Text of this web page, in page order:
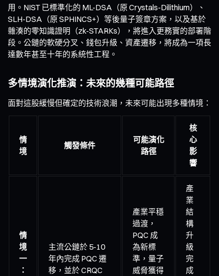
用。NIST 已標準化的 ML-DSA（原 Crystals-Dilithium）、
SLH-DSA（原 SPHINCS+）等後量子簽章方案，以及基於
雜湊的零知識證明（zk-STARKs），將進入更務實的部署階
段。公鏈的軟硬分叉、錢包升級、資產遷移，將成為一項長
達數年甚至十年的系統性工程。
多情境演化推演：未來的幾種可能路徑
面對這股緩慢但確定的技術浪潮，未來可能出現多種情境：
情
境
觸發條件
可能演化
路徑
核
心
影
響
情
境
一
：
主流公鏈於 5-10
年內完成 PQC 遷
移，並於 CRQC
產業平穩
過渡，
PQC 成
為新標
準，量子
威脅獲得
產
業
結
構
升
級
完
成